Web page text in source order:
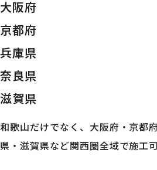
大阪府
京都府
兵庫県
奈良県
滋賀県
和歌山だけでなく、大阪府・京都
県・滋賀県など関西圏全域で施工可